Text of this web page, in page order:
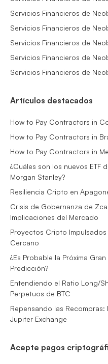
Servicios Financieros de
Servicios Financieros de
Servicios Financieros de
Servicios Financieros de
Servicios Financieros de
Artículos destacados
How to Pay Contractors in
How to Pay Contractors in
How to Pay Contractors in
¿Cuáles son los nuevos ETF
Morgan Stanley?
Resiliencia Cripto en
Crisis de Gobernanza de
Implicaciones del Mercado
Proyectos Cripto Impulsados
Cercano
¿Es Probable la Próxima
Predicción?
Entendiendo el Ratio Long/
Perpetuos de BTC
Repensando las
Jupiter Exchange
Acepte pagos